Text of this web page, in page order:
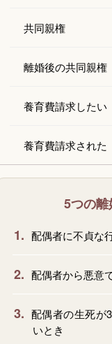
共同親権
離婚後の共同親権
養育費請求したい
養育費請求された
5つの離
1. 配偶者に不貞な
2. 配偶者から悪意
3. 配偶者の生死が
いとき